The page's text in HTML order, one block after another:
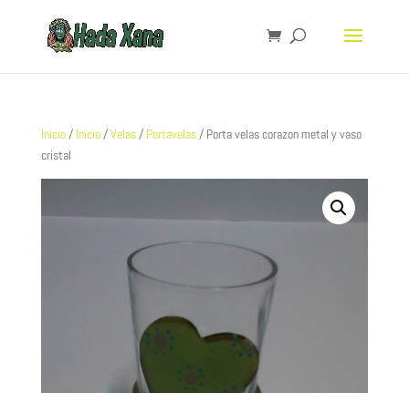
Inicio/ Inicio/Velas/ Portavelas/ Porta velas corazon metal y vaso
cristal